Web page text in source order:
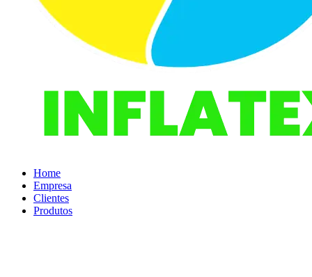
Home
Empresa
Clientes
Produtos